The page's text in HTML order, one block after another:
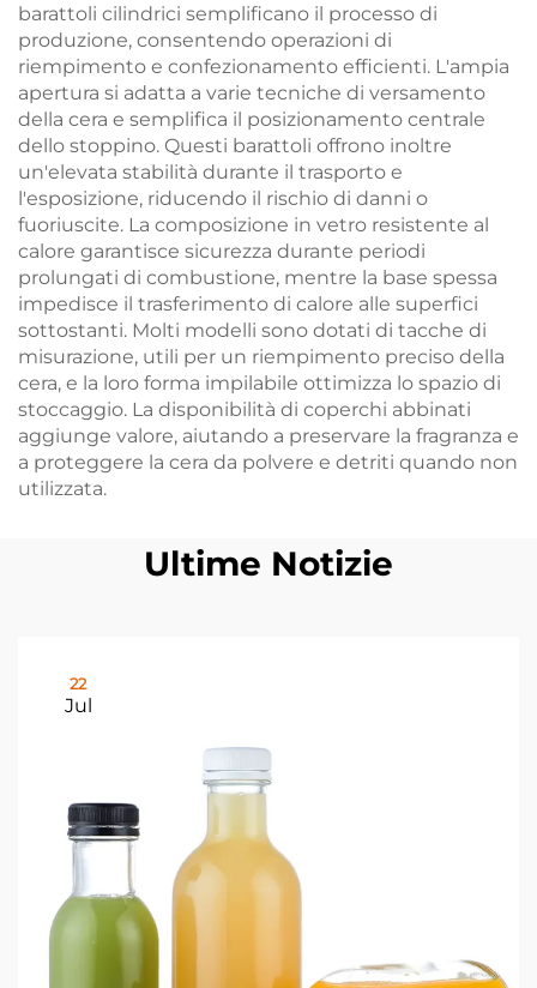
barattoli cilindrici semplificano il processo di
produzione, consentendo operazioni di
riempimento e confezionamento efficienti. L'ampia
apertura si adatta a varie tecniche di versamento
della cera e semplifica il posizionamento centrale
dello stoppino. Questi barattoli offrono inoltre
un'elevata stabilità durante il trasporto e
l'esposizione, riducendo il rischio di danni o
fuoriuscite. La composizione in vetro resistente al
calore garantisce sicurezza durante periodi
prolungati di combustione, mentre la base spessa
impedisce il trasferimento di calore alle superfici
sottostanti. Molti modelli sono dotati di tacche di
misurazione, utili per un riempimento preciso della
cera, e la loro forma impilabile ottimizza lo spazio di
stoccaggio. La disponibilità di coperchi abbinati
aggiunge valore, aiutando a preservare la fragranza e
a proteggere la cera da polvere e detriti quando non
utilizzata.
Ultime Notizie
22
Jul